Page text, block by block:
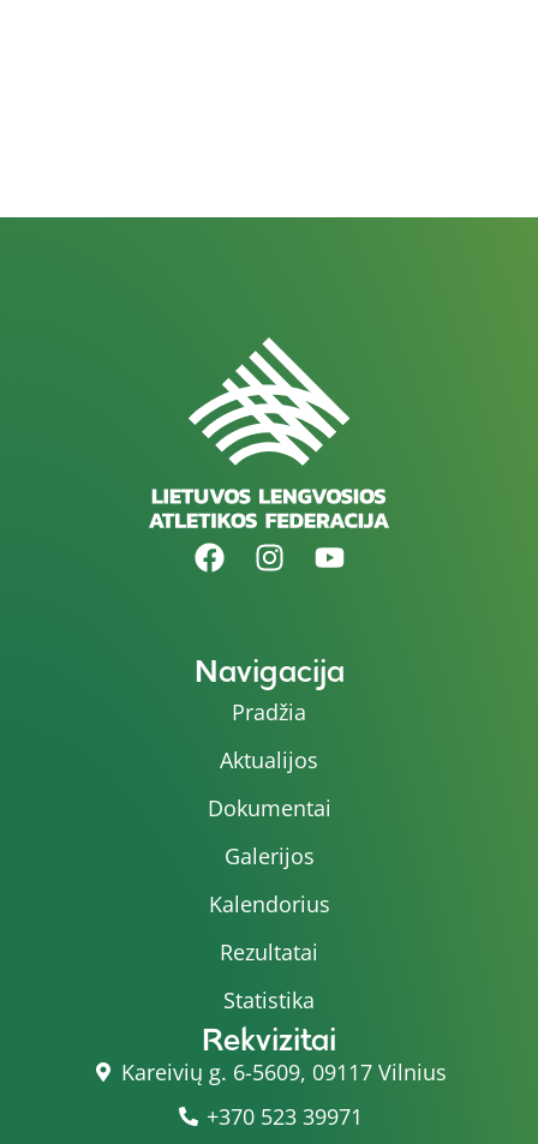
Navigacija
Pradžia
Aktualijos
Dokumentai
Galerijos
Kalendorius
Rezultatai
Statistika
Rekvizitai
Kareivių g. 6-5609, 09117 Vilnius
+370 523 39971